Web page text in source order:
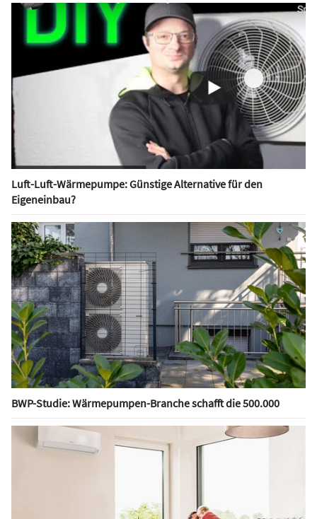
Luft-Luft-Wärmepumpe: Günstige Alternative für den
Eigeneinbau?
BWP-Studie: Wärmepumpen-Branche schafft die 500.000